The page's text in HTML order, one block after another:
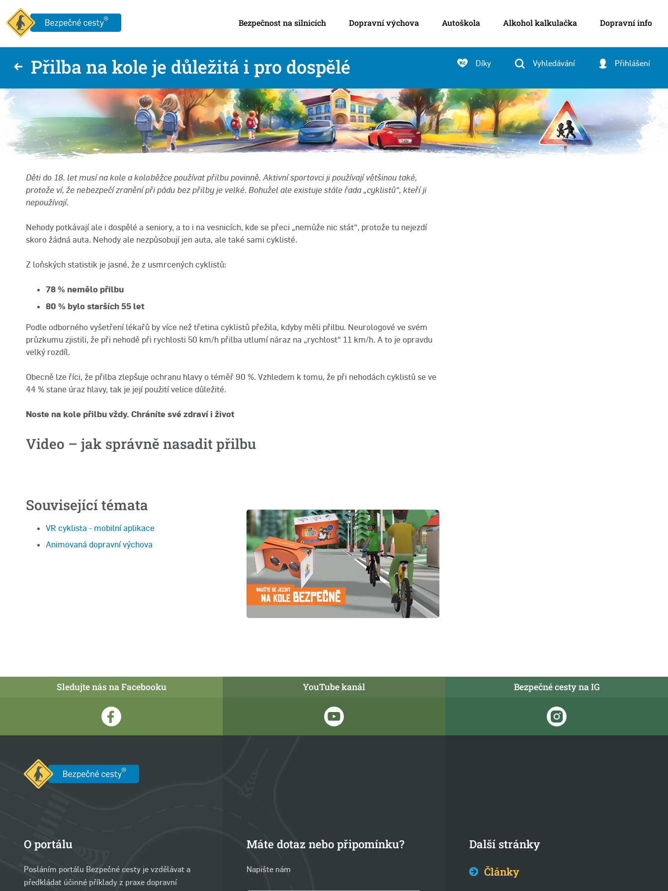
Bezpečnost na silnicích Dopravní výchova Autoškola Alkohol kalkulačka Dopravní info
Přilba na kole je důležitá i pro dospělé Díky Vyhledávání Přihlášení
Děti do 18. let musí na kole a koloběžce používat přilbu povinně. Aktivní sportovci ji používají většinou také,
protože ví, že nebezpečí zranění při pádu bez přilby je velké. Bohužel ale existuje stále řada „cyklistů“, kteří ji
nepoužívají.
Nehody potkávají ale i dospělé a seniory, a to i na vesnicích, kde se přeci „nemůže nic stát“, protože tu nejezdí
skoro žádná auta. Nehody ale nezpůsobují jen auta, ale také sami cyklisté.
Z loňských statistik je jasné, že z usmrcených cyklistů:
78 % nemělo přilbu
80 % bylo starších 55 let
Podle odborného vyšetření lékařů by více než třetina cyklistů přežila, kdyby měli přilbu. Neurologové ve svém
průzkumu zjistili, že při nehodě při rychlosti 50 km/h přilba utlumí náraz na „rychlost“ 11 km/h. A to je opravdu
velký rozdíl.
Obecně lze říci, že přilba zlepšuje ochranu hlavy o téměř 90 %. Vzhledem k tomu, že při nehodách cyklistů se ve
44 % stane úraz hlavy, tak je její použití velice důležité.
Noste na kole přilbu vždy. Chráníte své zdraví i život
Video – jak správně nasadit přilbu
Související témata
VR cyklista - mobilní aplikace
Animovaná dopravní výchova
Sledujte nás na Facebooku YouTube kanál Bezpečné cesty na IG
O portálu
Posláním portálu Bezpečné cesty je vzdělávat a
předkládat účinné příklady z praxe dopravní
Máte dotaz nebo připomínku?
Napište nám
Další stránky
Články